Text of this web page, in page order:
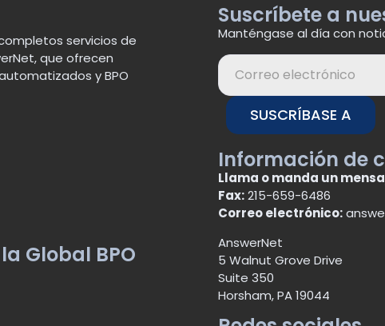
servicios de
que ofrecen
y BPO
Global BPO
Suscríbete a
Manténgase al día con
SUSCRÍBASE A
Información de
Llama o manda un
Fax:215-659-6486
Correo electrónico:
AnswerNet
5 Walnut Grove Drive
Suite 350
Horsham, PA 19044